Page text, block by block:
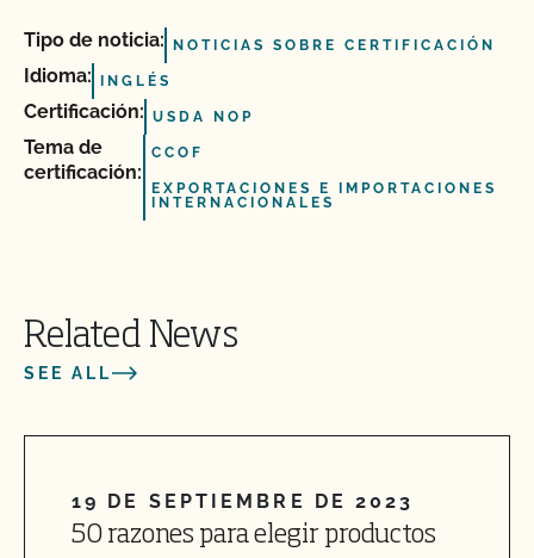
Tipo de noticia: NOTICIAS SOBRE CERTIFICACIÓN
Idioma: INGLÉS
Certificación: USDA NOP
Tema de
certificación:
CCOF
EXPORTACIONES E IMPORTACIONES
INTERNACIONALES
Related News
SEE ALL
19 DE SEPTIEMBRE DE 2023
50 razones para elegir productos